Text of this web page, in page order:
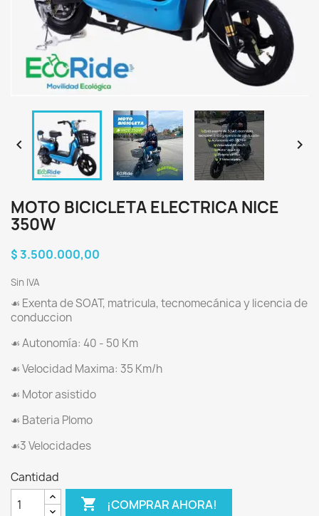
 
MOTO BICICLETA ELECTRICA NICE
350W
$ 3.500.000,00
Sin IVA
☙ Exenta de SOAT, matricula, tecnomecánica y licencia de
conduccion
☙ Autonomía: 40 - 50 Km
☙ Velocidad Maxima: 35 Km/h
☙ Motor asistido
☙ Bateria Plomo
☙3 Velocidades
Cantidad
 ¡COMPRAR AHORA!